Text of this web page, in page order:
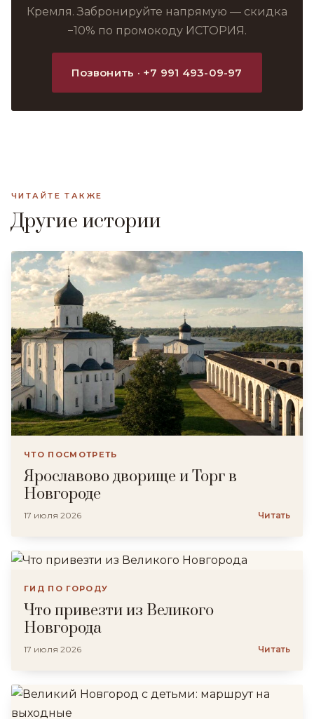
Кремля. Забронируйте напрямую — скидка
−10% по промокоду ИСТОРИЯ.
Позвонить · +7 991 493-09-97
ЧИТАЙТЕ ТАКЖЕ
Другие истории
ЧТО ПОСМОТРЕТЬ
Ярославово дворище и Торг в
Новгороде
17 июля 2026 Читать
ГИД ПО ГОРОДУ
Что привезти из Великого
Новгорода
17 июля 2026 Читать